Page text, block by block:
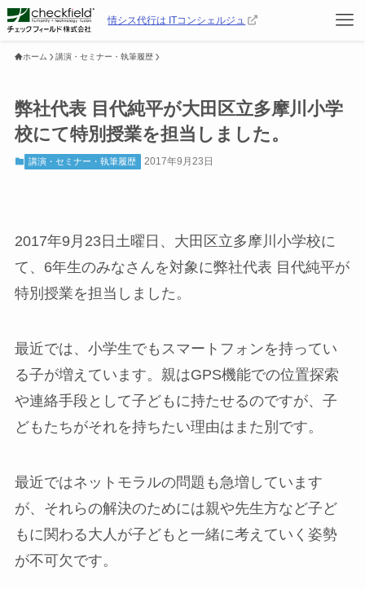
情シス代行は ITコンシェルジュ
ホーム 講演・セミナー・執筆履歴
弊社代表 目代純平が大田区立多摩川小学
校にて特別授業を担当しました。
講演・セミナー・執筆履歴 2017年9月23日
2017年9月23日土曜日、大田区立多摩川小学校に
て、6年生のみなさんを対象に弊社代表 目代純平が
特別授業を担当しました。
最近では、小学生でもスマートフォンを持ってい
る子が増えています。親はGPS機能での位置探索
や連絡手段として子どもに持たせるのですが、子
どもたちがそれを持ちたい理由はまた別です。
最近ではネットモラルの問題も急増しています
が、それらの解決のためには親や先生方など子ど
もに関わる大人が子どもと一緒に考えていく姿勢
が不可欠です。